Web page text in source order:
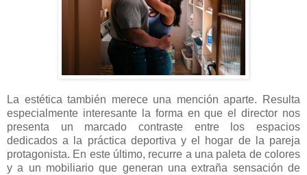
La estética también merece una mención aparte. Resulta
especialmente interesante la forma en que el director nos
presenta un marcado contraste entre los espacios
dedicados a la práctica deportiva y el hogar de la pareja
protagonista. En este último, recurre a una paleta de colores
y a un mobiliario que generan una extraña sensación de